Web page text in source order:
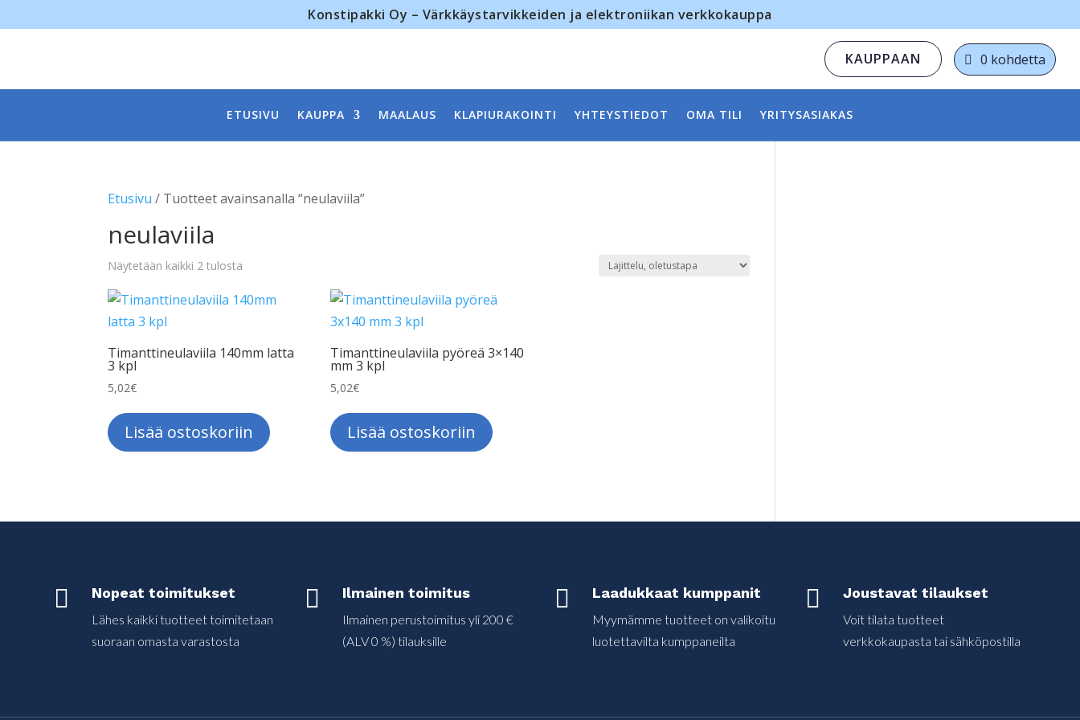
Konstipakki Oy – Värkkäystarvikkeiden ja elektroniikan verkkokauppa
KAUPPAAN 0 kohdetta
ETUSIVU KAUPPA MAALAUS KLAPIURAKOINTI YHTEYSTIEDOT OMA TILI YRITYSASIAKAS
Etusivu / Tuotteet avainsanalla “neulaviila”
neulaviila
Näytetään kaikki 2 tulosta
Timanttineulaviila 140mm latta
3 kpl
5,02€
Lisää ostoskoriin
Timanttineulaviila pyöreä 3×140
mm 3 kpl
5,02€
Lisää ostoskoriin
 Nopeat toimitukset
Lähes kaikki tuotteet toimitetaan
suoraan omasta varastosta
 Ilmainen toimitus
Ilmainen perustoimitus yli 200 €
(ALV 0 %) tilauksille
 Laadukkaat kumppanit
Myymämme tuotteet on valikoitu
luotettavilta kumppaneilta
 Joustavat tilaukset
Voit tilata tuotteet
verkkokaupasta tai sähköpostilla